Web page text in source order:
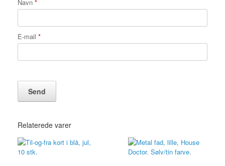
Navn *
E-mail *
Relaterede varer